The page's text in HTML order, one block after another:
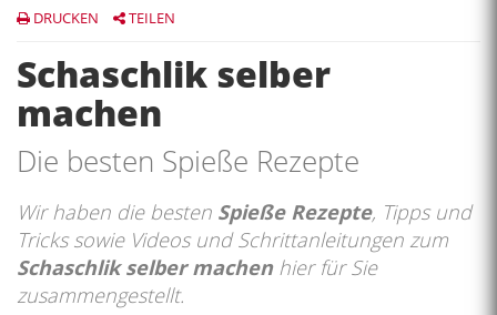
DRUCKEN TEILEN
Schaschlik selber
machen
Die besten Spieße Rezepte
Wir haben die besten Spieße Rezepte, Tipps und
Tricks sowie Videos und Schrittanleitungen zum
Schaschlik selber machenhier für Sie
zusammengestellt.